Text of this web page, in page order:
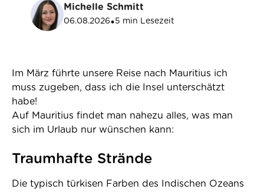
Michelle Schmitt
06.08.2026•5 min Lesezeit
Im März führte unsere Reise nach Mauritius ich
muss zugeben, dass ich die Insel unterschätzt
habe!
Auf Mauritius findet man nahezu alles, was man
sich im Urlaub nur wünschen kann:
Traumhafte Strände
Die typisch türkisen Farben des Indischen Ozeans